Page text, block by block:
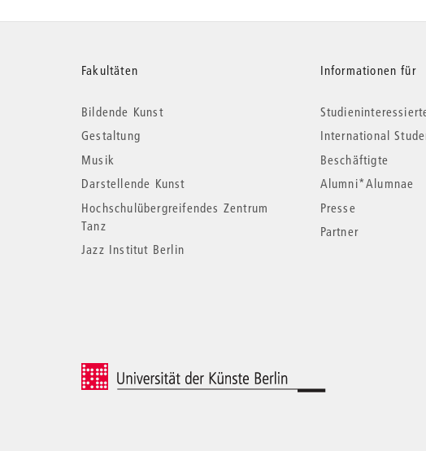
Weitere
Informationen
Fakultäten
Bildende Kunst
Gestaltung
Musik
Darstellende Kunst
Hochschulübergreifendes Zentrum
Tanz
Jazz Institut Berlin
Informationen für
International
Beschäftigte
Alumni*Alumnae
Presse
Partner
© 2026 Universität der Künste Berlin